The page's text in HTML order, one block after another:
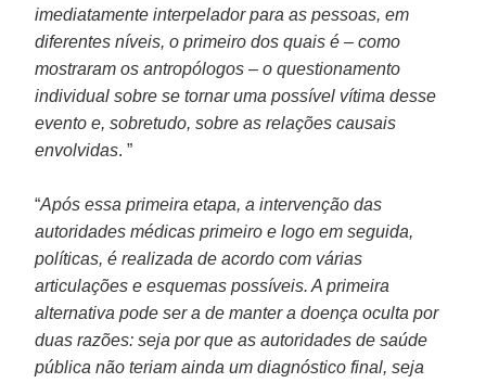
imediatamente interpelador para as pessoas, em
diferentes níveis, o primeiro dos quais é – como
mostraram os antropólogos – o questionamento
individual sobre se tornar uma possível vítima desse
evento e, sobretudo, sobre as relações causais
envolvidas. ”
“Após essa primeira etapa, a intervenção das
autoridades médicas primeiro e logo em seguida,
políticas, é realizada de acordo com várias
articulações e esquemas possíveis. A primeira
alternativa pode ser a de manter a doença oculta por
duas razões: seja por que as autoridades de saúde
pública não teriam ainda um diagnóstico final, seja